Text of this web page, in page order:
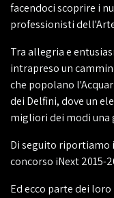
facendoci scoprire i
professionisti
Tra allegria e
intrapreso un
che popolano
dei Delfini, dove un
migliori dei modi una
Di seguito
concorso iNext 2015-
Ed ecco parte dei loro